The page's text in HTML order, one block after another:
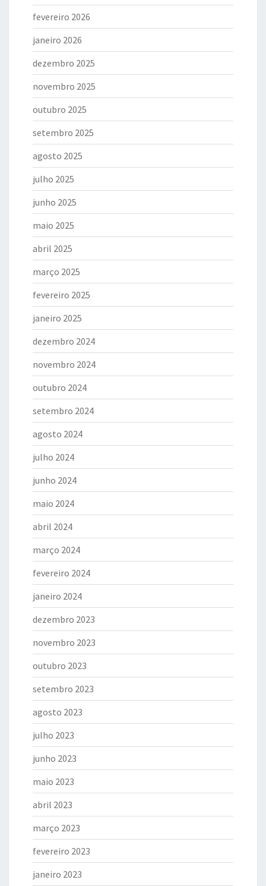
fevereiro 2026
janeiro 2026
dezembro 2025
novembro 2025
outubro 2025
setembro 2025
agosto 2025
julho 2025
junho 2025
maio 2025
abril 2025
março 2025
fevereiro 2025
janeiro 2025
dezembro 2024
novembro 2024
outubro 2024
setembro 2024
agosto 2024
julho 2024
junho 2024
maio 2024
abril 2024
março 2024
fevereiro 2024
janeiro 2024
dezembro 2023
novembro 2023
outubro 2023
setembro 2023
agosto 2023
julho 2023
junho 2023
maio 2023
abril 2023
março 2023
fevereiro 2023
janeiro 2023